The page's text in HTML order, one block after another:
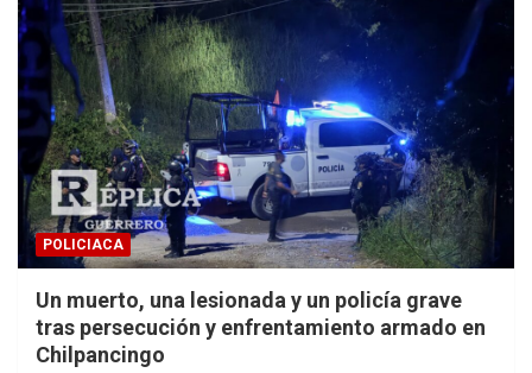
POLICIACA
Un muerto, una lesionada y un policía grave
tras persecución y enfrentamiento armado en
Chilpancingo